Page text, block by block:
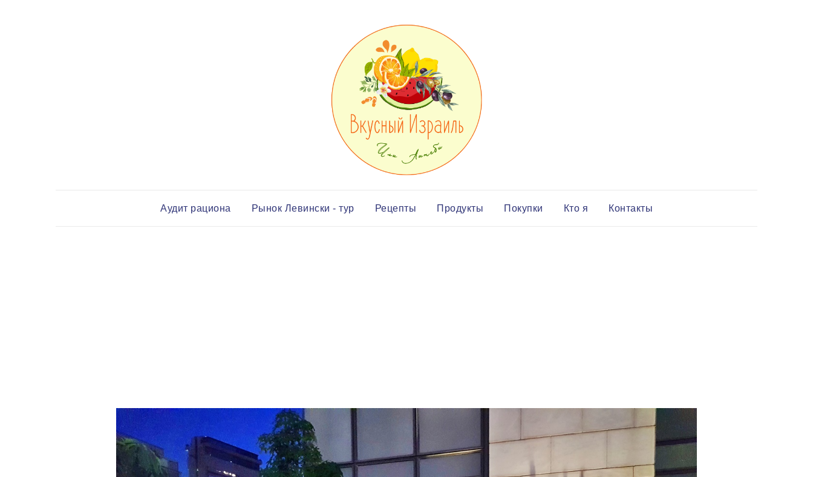
Аудит рациона Рынок Левински - тур Рецепты Продукты Покупки Кто я Контакты